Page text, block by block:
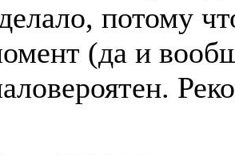
потому
(да и